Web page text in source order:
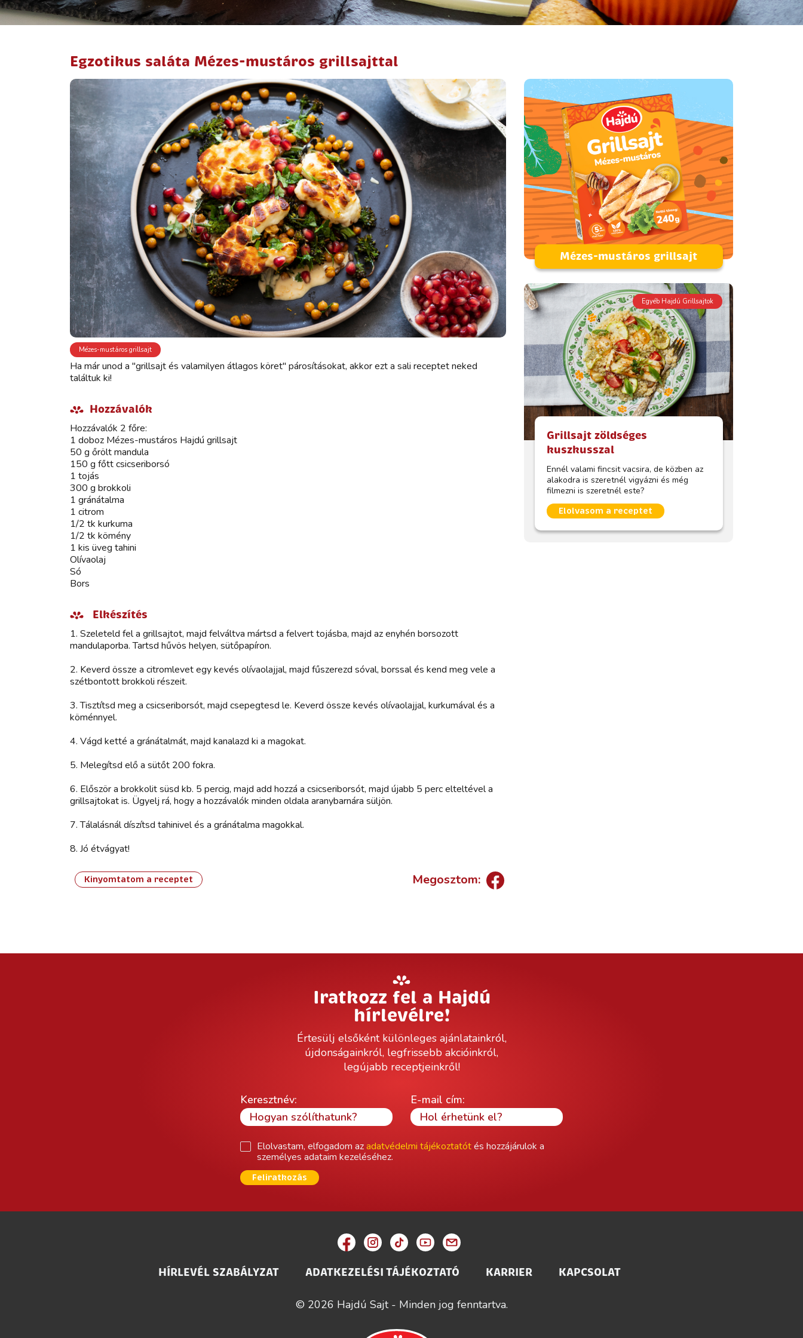
Egzotikus saláta Mézes-mustáros grillsajttal
Mézes-mustáros grillsajt
Ha már unod a "grillsajt és valamilyen átlagos köret" párosításokat, akkor ezt a sali receptet neked
találtuk ki!
Hozzávalók
Hozzávalók 2 főre:
1 doboz Mézes-mustáros Hajdú grillsajt
50 g őrölt mandula
150 g főtt csicseriborsó
1 tojás
300 g brokkoli
1 gránátalma
1 citrom
1/2 tk kurkuma
1/2 tk kömény
1 kis üveg tahini
Olívaolaj
Só
Bors
Elkészítés
1. Szeleteld fel a grillsajtot, majd felváltva mártsd a felvert tojásba, majd az enyhén borsozott
mandulaporba. Tartsd hűvös helyen, sütőpapíron.
2. Keverd össze a citromlevet egy kevés olívaolajjal, majd fűszerezd sóval, borssal és kend meg vele a
szétbontott brokkoli részeit.
3. Tisztítsd meg a csicseriborsót, majd csepegtesd le. Keverd össze kevés olívaolajjal, kurkumával és a
köménnyel.
4. Vágd ketté a gránátalmát, majd kanalazd ki a magokat.
5. Melegítsd elő a sütőt 200 fokra.
6. Először a brokkolit süsd kb. 5 percig, majd add hozzá a csicseriborsót, majd újabb 5 perc elteltével a
grillsajtokat is. Ügyelj rá, hogy a hozzávalók minden oldala aranybarnára süljön.
7. Tálalásnál díszítsd tahinivel és a gránátalma magokkal.
8. Jó étvágyat!
Kinyomtatom a receptet Megosztom:
Mézes-mustáros grillsajt
Grillsajt zöldséges
kuszkusszal
Egyéb Hajdú Grillsajtok
Ennél valami fincsit vacsira, de közben az
alakodra is szeretnél vigyázni és még
filmezni is szeretnél este?
Elolvasom a receptet
Iratkozz fel a Hajdú
hírlevélre!
Értesülj elsőként különleges ajánlatainkról,
újdonságainkról, legfrissebb akcióinkról,
legújabb receptjeinkről!
Keresztnév: E-mail cím:
Elolvastam, elfogadom azadatvédelmi tájékoztatótés hozzájárulok a
személyes adataim kezeléséhez.
Feliratkozás
HÍRLEVÉL SZABÁLYZAT ADATKEZELÉSI TÁJÉKOZTATÓ KARRIER KAPCSOLAT
© 2026 Hajdú Sajt - Minden jog fenntartva.